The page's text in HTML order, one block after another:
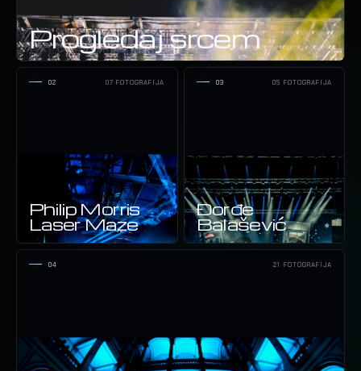
Progledaj srcem
Philip Morris
Laser Maze
02 07 FOTOGRAFIJA
Đorđe
Balašević
03 05 FOTOGRAFIJA
04 21 FOTOGRAFIJA